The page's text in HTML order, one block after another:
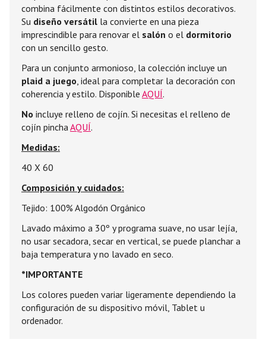
combina fácilmente con distintos estilos decorativos.
Su diseño versátil la convierte en una pieza
imprescindible para renovar el salón o el dormitorio
con un sencillo gesto.
Para un conjunto armonioso, la colección incluye un
plaid a juego, ideal para completar la decoración con
coherencia y estilo. Disponible AQUÍ.
No incluye relleno de cojín. Si necesitas el relleno de
cojín pinchaAQUÍ.
Medidas:
40 X 60
Composición y cuidados:
Tejido: 100% Algodón Orgánico
Lavado máximo a 30º y programa suave, no usar lejía,
no usar secadora, secar en vertical, se puede planchar a
baja temperatura y no lavado en seco.
*IMPORTANTE
Los colores pueden variar ligeramente dependiendo la
configuración de su dispositivo móvil, Tablet u
ordenador.